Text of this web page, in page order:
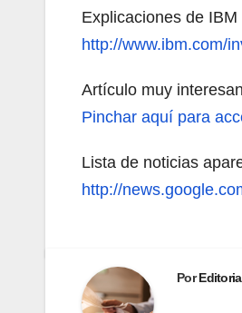
Explicaciones de
http://www.ibm.com/
Artículo muy
Pinchar aquí para
Lista de noticias
http://
Por